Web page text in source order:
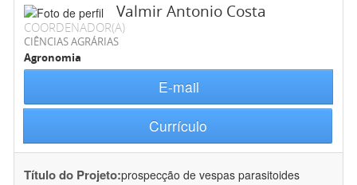
Valmir Antonio Costa
COORDENADOR(A)
CIÊNCIAS AGRÁRIAS
Agronomia
E-mail
Currículo
Título do Projeto:prospecção de vespas parasitoides